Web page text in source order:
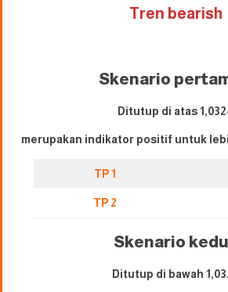
Tren bearish
Skenario
Ditutup di atas
merupakan indikator positif untuk
TP 1
TP 2
Skenario
Ditutup di bawah